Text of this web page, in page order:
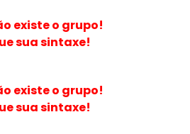
existe o grupo!
sua sintaxe!
existe o grupo!
sua sintaxe!